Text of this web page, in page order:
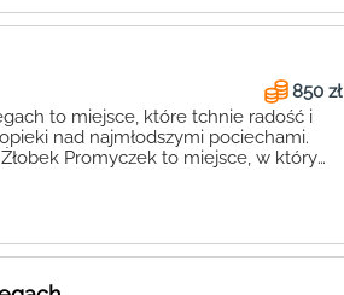
850 zł
to miejsce, które tchnie radość i
nad najmłodszymi pociechami.
Promyczek to miejsce, w którym
bezpiecznej i przyjaznej atmosferze.
na najwyższym poziomie.